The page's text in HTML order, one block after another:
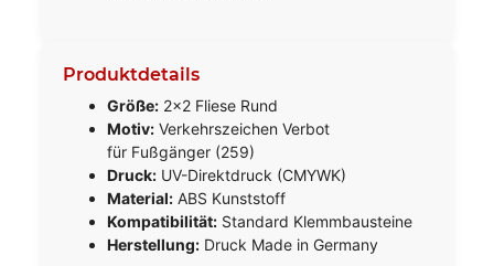
Produktdetails
Größe: 2x2 Fliese Rund
Motiv: Verkehrszeichen Verbot
für Fußgänger (259)
Druck: UV-Direktdruck (CMYWK)
Material: ABS Kunststoff
Kompatibilität: Standard Klemmbausteine
Herstellung: Druck Made in Germany